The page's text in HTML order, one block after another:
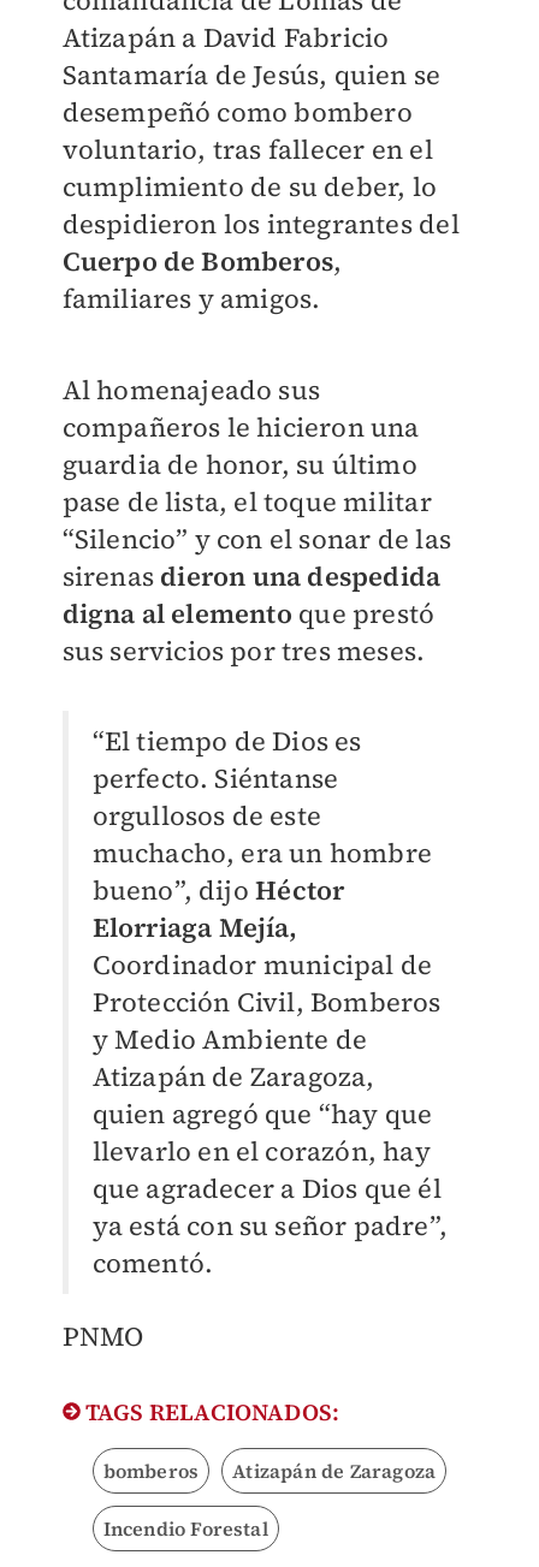
Atizapán a David Fabricio
Santamaría de Jesús, quien se
desempeñó como bombero
voluntario, tras fallecer en el
cumplimiento de su deber, lo
despidieron los integrantes del
Cuerpo de Bomberos,
familiares y amigos.
Al homenajeado sus
compañeros le hicieron una
guardia de honor, su último
pase de lista, el toque militar
“Silencio” y con el sonar de las
sirenas dieron una despedida
digna al elemento que prestó
sus servicios por tres meses.
“El tiempo de Dios es
perfecto. Siéntanse
orgullosos de este
muchacho, era un hombre
bueno”, dijoHéctor
Elorriaga Mejía,
Coordinador municipal de
Protección Civil, Bomberos
y Medio Ambiente de
Atizapán de Zaragoza,
quien agregó que “hay que
llevarlo en el corazón, hay
que agradecer a Dios que él
ya está con su señor padre”,
comentó.
PNMO
TAGS RELACIONADOS:
bomberos Atizapán de Zaragoza
Incendio Forestal